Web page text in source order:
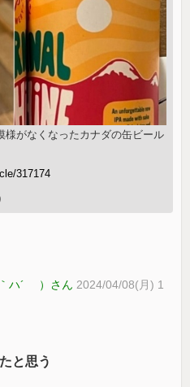
がなくなったカナダの缶ビール
317174
｀ハ´ ）さん 2024/04/08(月) 1
と思う